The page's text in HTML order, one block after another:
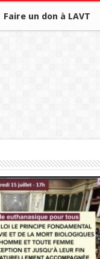
Faire un don à LAVT